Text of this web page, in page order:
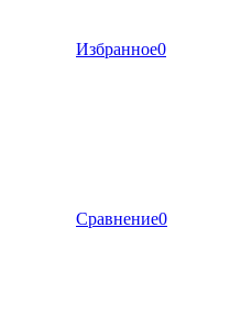
Избранное0
Сравнение0